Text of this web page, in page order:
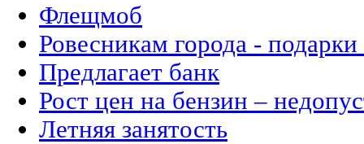
Флещмоб
Ровесникам города - подарки
Предлагает банк
Рост цен на бензин –
Летняя занятость